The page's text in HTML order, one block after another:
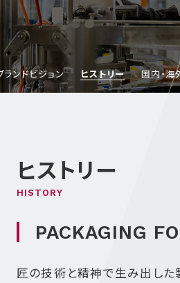
ランドビジョン ヒストリー 国内・海
ヒストリー
HISTORY
PACKAGING
匠の技術と精神で生み出した